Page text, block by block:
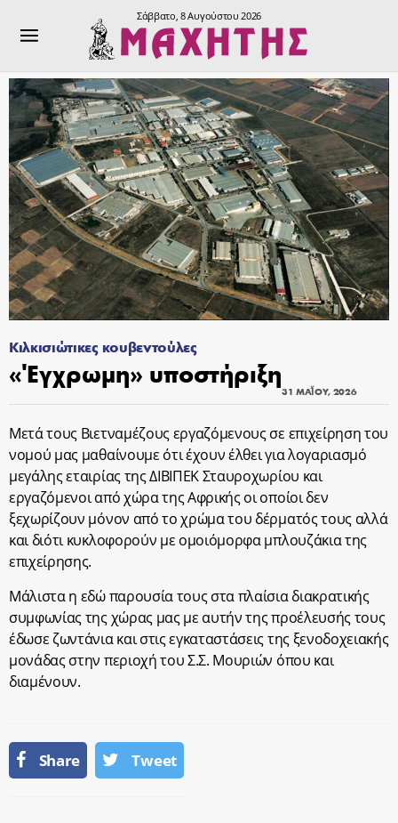
Σάββατο, 8 Αυγούστου 2026
Κιλκισιώτικες κουβεντούλες
«Έγχρωμη» υποστήριξη
31 ΜΑΪ́ΟΥ, 2026
Μετά τους Βιετναμέζους εργαζόμενους σε επιχείρηση του
νομού μας μαθαίνουμε ότι έχουν έλθει για λογαριασμό
μεγάλης εταιρίας της ΔΙΒΙΠΕΚ Σταυροχωρίου και
εργαζόμενοι από χώρα της Αφρικής οι οποίοι δεν
ξεχωρίζουν μόνον από το χρώμα του δέρματός τους αλλά
και διότι κυκλοφορούν με ομοιόμορφα μπλουζάκια της
επιχείρησης.
Μάλιστα η εδώ παρουσία τους στα πλαίσια διακρατικής
συμφωνίας της χώρας μας με αυτήν της προέλευσής τους
έδωσε ζωντάνια και στις εγκαταστάσεις της ξενοδοχειακής
μονάδας στην περιοχή του Σ.Σ. Μουριών όπου και
διαμένουν.
Share Tweet